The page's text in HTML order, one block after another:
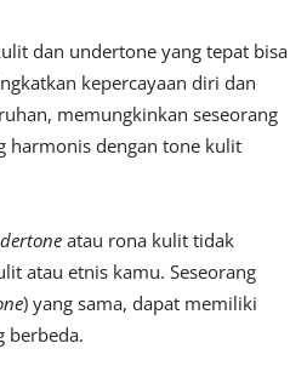
dan undertone yang tepat bisa
kepercayaan diri dan
memungkinkan seseorang
harmonis dengan tone kulit
atau rona kulit tidak
atau etnis kamu. Seseorang
) yang sama, dapat memiliki
berbeda.